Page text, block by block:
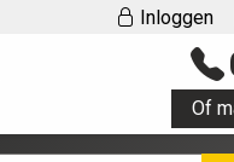
Inloggen
Of